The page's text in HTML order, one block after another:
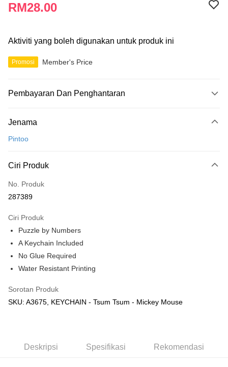
RM28.00
Aktiviti yang boleh digunakan untuk produk ini
Promosi Member's Price
Pembayaran Dan Penghantaran
Kad Kredit
Hanya menyokong Maybank, CIMB Bank, Public Bank, RHB Bank, Hong
Boost
GrabPay
Rumah penghantaran
Rumah penghantaran
Kedai pickup
Penghantaran percuma
Jenama
Pintoo
Ciri Produk
No. Produk
287389
Ciri Produk
Puzzle by Numbers
A Keychain Included
No Glue Required
Water Resistant Printing
Sorotan Produk
SKU: A3675, KEYCHAIN - Tsum Tsum - Mickey Mouse
Deskripsi Spesifikasi Rekomendasi